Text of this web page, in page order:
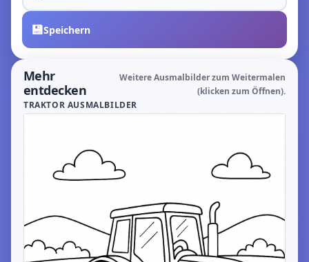
💾Speichern
Mehr
entdecken
Weitere Ausmalbilder zum Weitermalen
(klicken zum Öffnen).
TRAKTOR AUSMALBILDER